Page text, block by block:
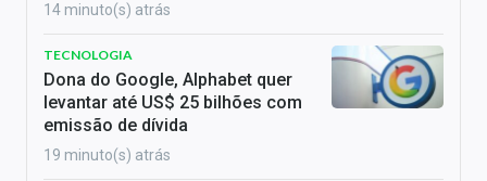
14 minuto(s) atrás
TECNOLOGIA
Dona do Google, Alphabet quer
levantar até US$ 25 bilhões com
emissão de dívida
19 minuto(s) atrás